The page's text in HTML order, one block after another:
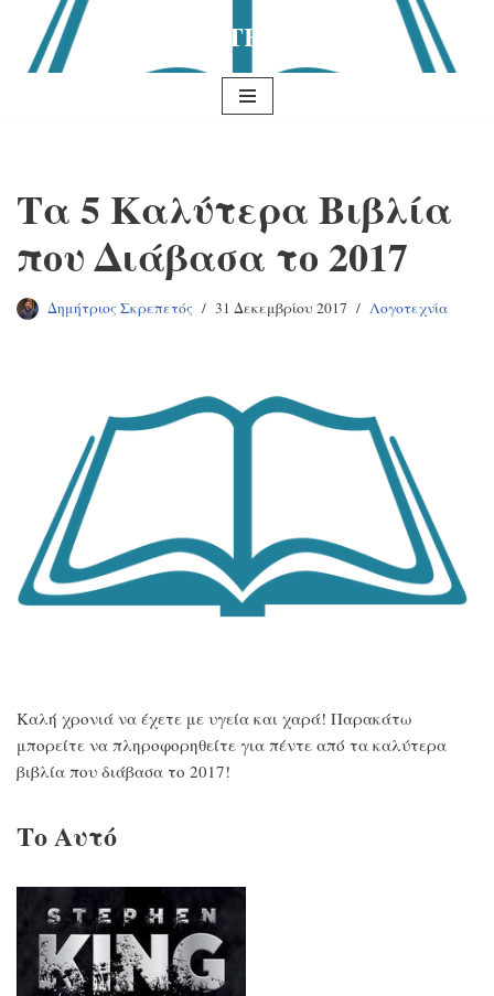
Μεταπηδήστε
ΚΟΙΛΑΔΑ ΤΗΣ ΓΝΩΣΗΣ
Τα 5 Καλύτερα Βιβλία
που Διάβασα το 2017
Δημήτριος Σκρεπετός 31 Δεκεμβρίου 2017 Λογοτεχνία
Καλή χρονιά να έχετε με υγεία και χαρά! Παρακάτω
μπορείτε να πληροφορηθείτε για πέντε από τα καλύτερα
βιβλία που διάβασα το 2017!
Το Αυτό